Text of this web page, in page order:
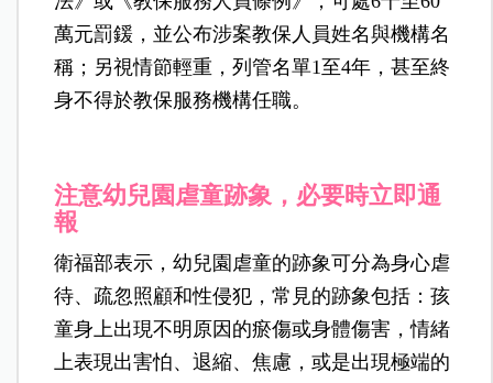
萬元罰鍰，並公布涉案教保人員姓名與機構名
稱；另視情節輕重，列管名單1至4年，甚至終
身不得於教保服務機構任職。
注意幼兒園虐童跡象，必要時立即通
報
衛福部表示，幼兒園虐童的跡象可分為身心虐
待、疏忽照顧和性侵犯，常見的跡象包括：孩
童身上出現不明原因的瘀傷或身體傷害，情緒
上表現出害怕、退縮、焦慮，或是出現極端的